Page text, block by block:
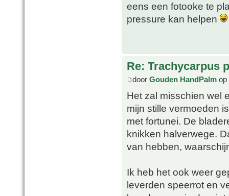
eens een fotooke te
pressure kan helpen
Re: Trachycarpus
door Gouden HandPalm op
Het zal misschien wel
mijn stille vermoeden
met fortunei. De
knikken halverwege.
van hebben,
Ik heb het ook weer
leverden speerrot en